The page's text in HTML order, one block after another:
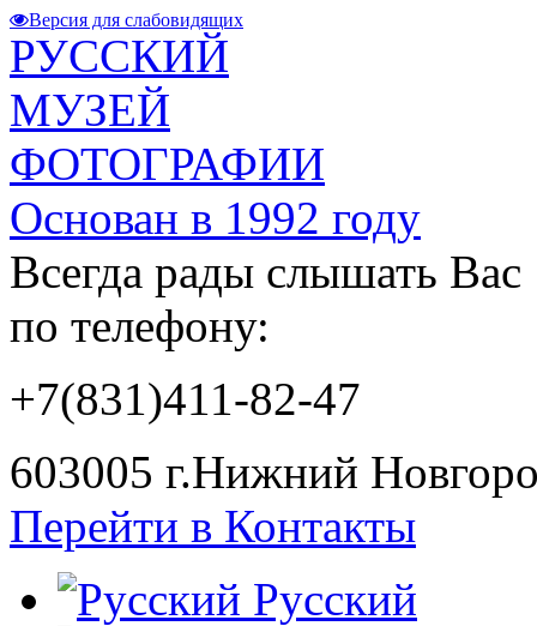
Версия для слабовидящих
РУССКИЙ
МУЗЕЙ
ФОТОГРАФИИ
Основан в 1992 году
Всегда рады слышать Вас
по телефону:
+7(831)411-82-47
603005 г.Нижний
Перейти в Контакты
Русский